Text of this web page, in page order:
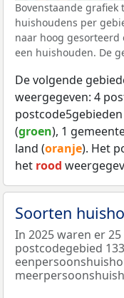
Bovenstaande
huishoudens per
naar hoog
een huishouden. De
De volgende
weergegeven: 4
postcode5gebieden
(groen), 1
land (oranje). Het
het rood
Soorten
In 2025 waren er
postcodegebied